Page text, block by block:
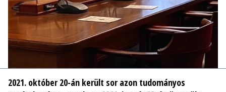
2021. október 20-án került sor azon tudományos